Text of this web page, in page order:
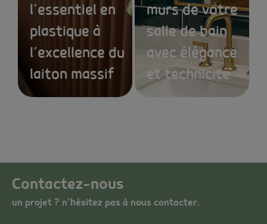
l’essentiel en
plastique à
l’excellence du
laiton massif
murs de votre
salle de bain
avec élégance
et technicité
Contactez-nous
un projet ? n’hésitez pas à nous contacter.